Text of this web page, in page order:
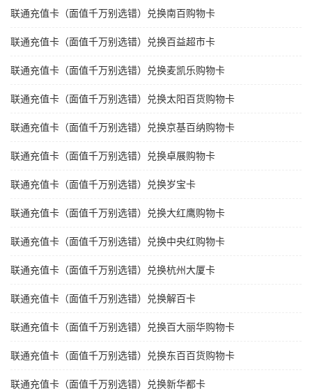
联通充值卡（面值千万别选错）兑换南百购物卡
联通充值卡（面值千万别选错）兑换百益超市卡
联通充值卡（面值千万别选错）兑换麦凯乐购物卡
联通充值卡（面值千万别选错）兑换太阳百货购物卡
联通充值卡（面值千万别选错）兑换京基百纳购物卡
联通充值卡（面值千万别选错）兑换卓展购物卡
联通充值卡（面值千万别选错）兑换岁宝卡
联通充值卡（面值千万别选错）兑换大红鹰购物卡
联通充值卡（面值千万别选错）兑换中央红购物卡
联通充值卡（面值千万别选错）兑换杭州大厦卡
联通充值卡（面值千万别选错）兑换解百卡
联通充值卡（面值千万别选错）兑换百大丽华购物卡
联通充值卡（面值千万别选错）兑换东百百货购物卡
联通充值卡（面值千万别选错）兑换新华都卡